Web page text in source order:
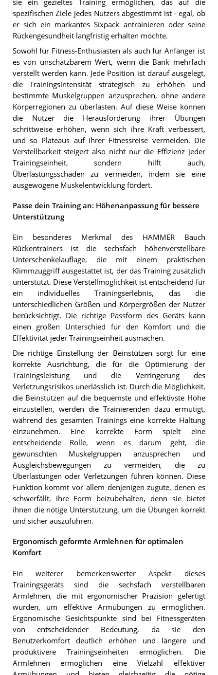
sie ein gezieltes Training ermöglichen, das auf die
spezifischen Ziele jedes Nutzers abgestimmt ist - egal, ob
er sich ein markantes Sixpack antrainieren oder seine
Rückengesundheit langfristig erhalten möchte.
Sowohl für Fitness-Enthusiasten als auch für Anfänger ist
es von unschätzbarem Wert, wenn die Bank mehrfach
verstellt werden kann. Jede Position ist darauf ausgelegt,
die Trainingsintensität strategisch zu erhöhen und
bestimmte Muskelgruppen anzusprechen, ohne andere
Körperregionen zu überlasten. Auf diese Weise können
die Nutzer die Herausforderung ihrer Übungen
schrittweise erhöhen, wenn sich ihre Kraft verbessert,
und so Plateaus auf ihrer Fitnessreise vermeiden. Die
Verstellbarkeit steigert also nicht nur die Effizienz jeder
Trainingseinheit, sondern hilft auch,
Überlastungsschäden zu vermeiden, indem sie eine
ausgewogene Muskelentwicklung fördert.
Passe dein Training an: Höhenanpassung für bessere
Unterstützung
Ein besonderes Merkmal des HAMMER Bauch
Rückentrainers ist die sechsfach höhenverstellbare
Unterschenkelauflage, die mit einem praktischen
Klimmzuggriff ausgestattet ist, der das Training zusätzlich
unterstützt. Diese Verstellmöglichkeit ist entscheidend für
ein individuelles Trainingserlebnis, das die
unterschiedlichen Größen und Körpergrößen der Nutzer
berücksichtigt. Die richtige Passform des Geräts kann
einen großen Unterschied für den Komfort und die
Effektivität jeder Trainingseinheit ausmachen.
Die richtige Einstellung der Beinstützen sorgt für eine
korrekte Ausrichtung, die für die Optimierung der
Trainingsleistung und die Verringerung des
Verletzungsrisikos unerlässlich ist. Durch die Möglichkeit,
die Beinstützen auf die bequemste und effektivste Höhe
einzustellen, werden die Trainierenden dazu ermutigt,
während des gesamten Trainings eine korrekte Haltung
einzunehmen. Eine korrekte Form spielt eine
entscheidende Rolle, wenn es darum geht, die
gewünschten Muskelgruppen anzusprechen und
Ausgleichsbewegungen zu vermeiden, die zu
Überlastungen oder Verletzungen führen können. Diese
Funktion kommt vor allem denjenigen zugute, denen es
schwerfällt, ihre Form beizubehalten, denn sie bietet
ihnen die nötige Unterstützung, um die Übungen korrekt
und sicher auszuführen.
Ergonomisch geformte Armlehnen für optimalen
Komfort
Ein weiterer bemerkenswerter Aspekt dieses
Trainingsgeräts sind die sechsfach verstellbaren
Armlehnen, die mit ergonomischer Präzision gefertigt
wurden, um effektive Armübungen zu ermöglichen.
Ergonomische Gesichtspunkte sind bei Fitnessgeräten
von entscheidender Bedeutung, da sie den
Benutzerkomfort deutlich erhöhen und längere und
produktivere Trainingseinheiten ermöglichen. Die
Armlehnen ermöglichen eine Vielzahl effektiver